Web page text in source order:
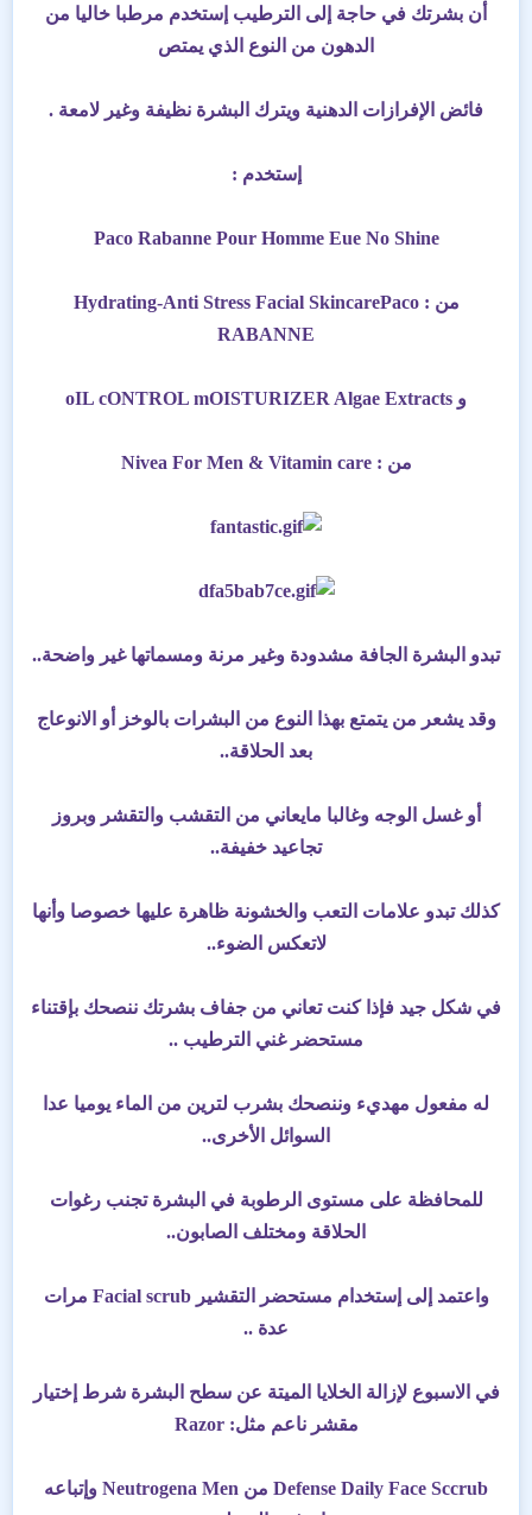
أن بشرتك في حاجة إلى الترطيب إستخدم مرطبا خاليا من
الدهون من النوع الذي يمتص
فائض الإفرازات الدهنية ويترك البشرة نظيفة وغير لامعة .
إستخدم :
Paco Rabanne Pour Homme Eue No Shine
من : Hydrating-Anti Stress Facial SkincarePaco
RABANNE
و oIL cONTROL mOISTURIZER Algae Extracts
من : Nivea For Men & Vitamin care
تبدو البشرة الجافة مشدودة وغير مرنة ومسماتها غير واضحة..
وقد يشعر من يتمتع بهذا النوع من البشرات بالوخز أو الانوعاج
بعد الحلاقة..
أو غسل الوجه وغالبا مايعاني من التقشب والتقشر وبروز
تجاعيد خفيفة..
كذلك تبدو علامات التعب والخشونة ظاهرة عليها خصوصا وأنها
لاتعكس الضوء..
في شكل جيد فإذا كنت تعاني من جفاف بشرتك ننصحك بإقتناء
مستحضر غني الترطيب ..
له مفعول مهديء وننصحك بشرب لترين من الماء يوميا عدا
السوائل الأخرى..
للمحافظة على مستوى الرطوبة في البشرة تجنب رغوات
الحلاقة ومختلف الصابون..
واعتمد إلى إستخدام مستحضر التقشير Facial scrub مرات
عدة ..
في الاسبوع لإزالة الخلايا الميتة عن سطح البشرة شرط إختيار
مقشر ناعم مثل: Razor
Defense Daily Face Sccrub من Neutrogena Men وإتباعه